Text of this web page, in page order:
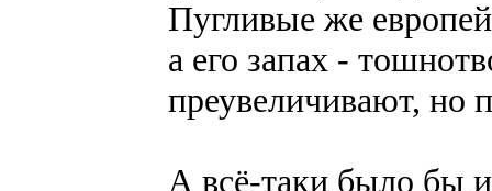
Пугливые же
а его запах -
преувеличивают, но
А всё-таки было бы